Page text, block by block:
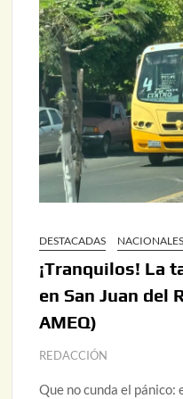
DESTACADAS NACIONALES
¡Tranquilos! La
en San Juan del
AMEQ)
REDACCIÓN
Que no cunda el